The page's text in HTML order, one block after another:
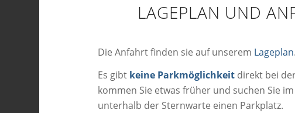
LAGEPLAN UND
Die Anfahrt finden sie auf unserem Lageplan.
Es gibt keine Parkmöglichkeit direkt bei
kommen Sie etwas früher und suchen Sie
unterhalb der Sternwarte einen Parkplatz.